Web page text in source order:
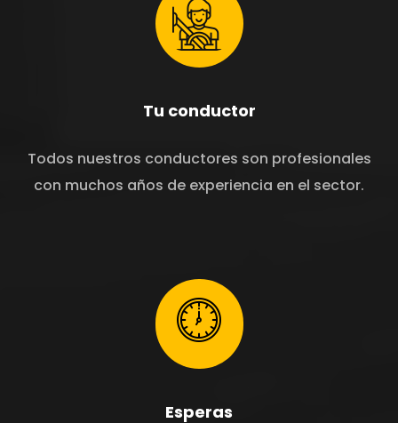
Tu conductor
Todos nuestros conductores son profesionales
con muchos años de experiencia en el sector.
Esperas